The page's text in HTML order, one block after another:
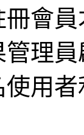
會
理
用